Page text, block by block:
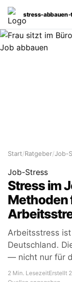
Start/Ratgeber/Job-
Job-Stress
Stress im
Methoden
Arbeitsstress
Deutschland.
— nicht nur für
2 Min. LesezeitErstellt